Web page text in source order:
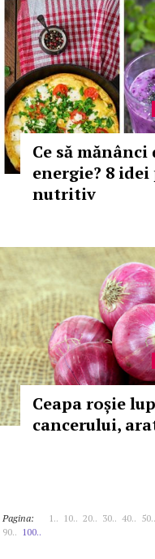
Ce să
energie? 8
nutritiv
Ceapa roșie
cancerului,
Pagina: 1.. 10.. 20.. 30.. 40.. 50..
90.. 100..